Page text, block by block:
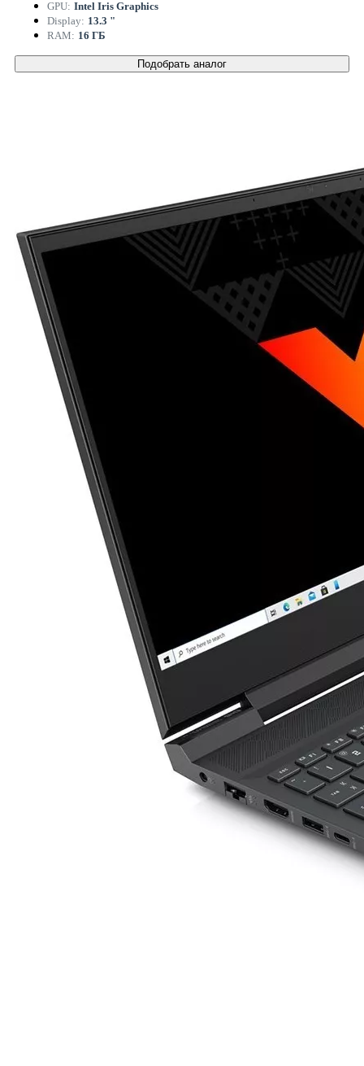
GPU: Intel Iris Graphics
Display: 13.3 "
RAM: 16 ГБ
Подобрать аналог